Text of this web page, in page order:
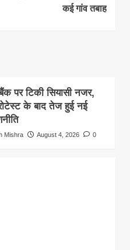
कई गांव तबाह
पर टिकी सियासी नजर,
के बाद तेज हुई नई
Mishra August 4, 2026 0